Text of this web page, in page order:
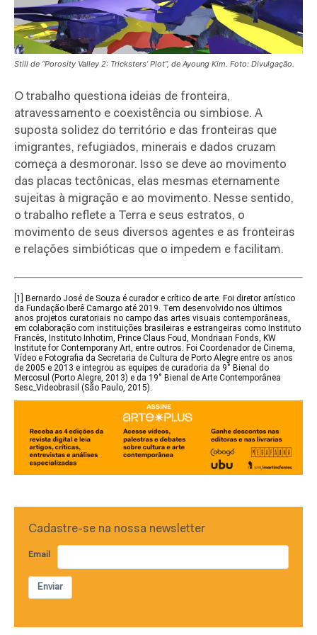
Still de “Porosity Valley 2: Tricksters’ Plot”, de Ayoung Kim. Foto: Divulgação.
O trabalho questiona ideias de fronteira,
atravessamento e coexistência ou simbiose. A
suposta solidez do território e das fronteiras que
imigrantes, refugiados, minerais e dados cruzam
começa a desmoronar. Isso se deve ao movimento
das placas tectônicas, elas mesmas eternamente
sujeitas à migração e ao movimento. Nesse sentido,
o trabalho reflete a Terra e seus estratos, o
movimento de seus diversos agentes e as fronteiras
e relações simbióticas que o impedem e facilitam.
[1] Bernardo José de Souza é curador e crítico de arte. Foi diretor artístico
da Fundação Iberê Camargo até 2019. Tem desenvolvido nos últimos
anos projetos curatoriais no campo das artes visuais contemporâneas,
em colaboração com instituições brasileiras e estrangeiras como Instituto
Francês, Instituto Inhotim, Prince Claus Foud, Mondriaan Fonds, KW
Institute for Contemporany Art, entre outros. Foi Coordenador de Cinema,
Vídeo e Fotografia da Secretaria de Cultura de Porto Alegre entre os anos
de 2005 e 2013 e integrou as equipes de curadoria da 9˚ Bienal do
Mercosul (Porto Alegre, 2013) e da 19˚ Bienal de Arte Contemporânea
Sesc_Videobrasil (São Paulo, 2015).
Cadastre-se na nossa newsletter
Email
Enviar